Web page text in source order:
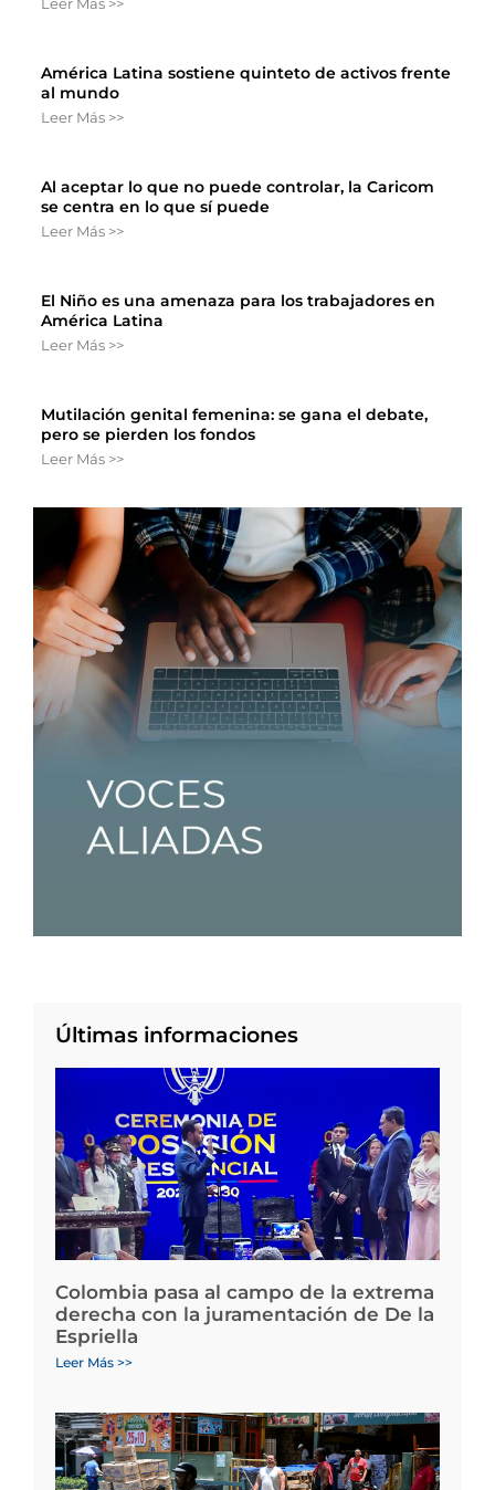
Leer Más >>
América Latina sostiene quinteto de activos frente
al mundo
Leer Más >>
Al aceptar lo que no puede controlar, la Caricom
se centra en lo que sí puede
Leer Más >>
El Niño es una amenaza para los trabajadores en
América Latina
Leer Más >>
Mutilación genital femenina: se gana el debate,
pero se pierden los fondos
Leer Más >>
Últimas informaciones
Colombia pasa al campo de la extrema
derecha con la juramentación de De la
Espriella
Leer Más >>